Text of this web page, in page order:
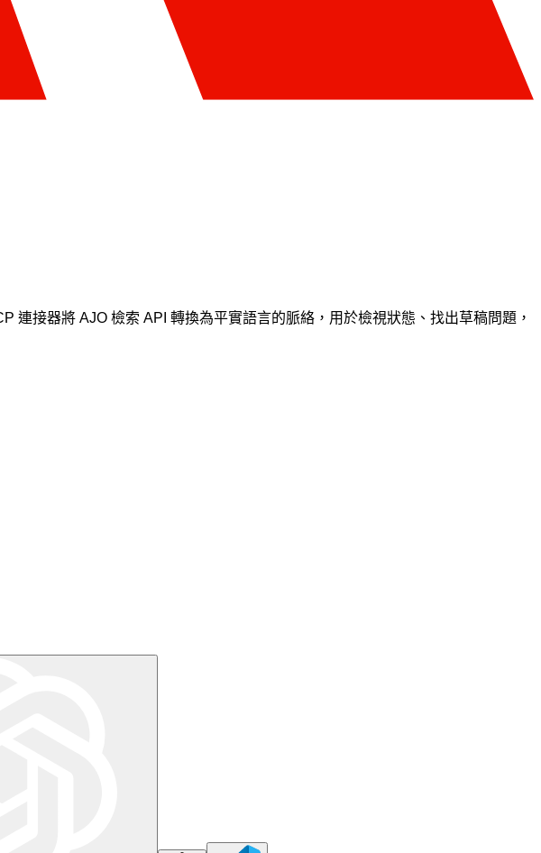
接器將 AJO 檢索 API 轉換為平實語言的脈絡，用於檢視狀態、找出草稿問題，